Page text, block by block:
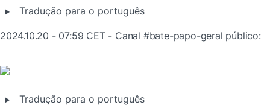
‣ Tradução para o português
2024.10.20 - 07:59 CET - Canal #bate-papo-geral público:
‣ Tradução para o português